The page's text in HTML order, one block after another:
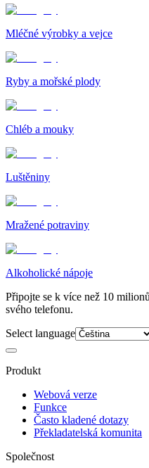
Mléčné výrobky a vejce
Ryby a mořské plody
Chléb a mouky
Luštěniny
Mražené potraviny
Alkoholické nápoje
Připojte se k více než 10
svého telefonu.
Select language
Produkt
Webová verze
Funkce
Často kladené dotazy
Překladatelská komunita
Společnost